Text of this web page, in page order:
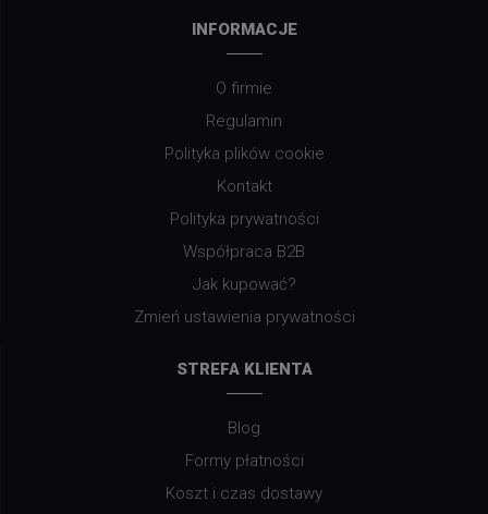
INFORMACJE
O firmie
Regulamin
Polityka plików cookie
Kontakt
Polityka prywatności
Współpraca B2B
Jak kupować?
Zmień ustawienia prywatności
STREFA KLIENTA
Blog
Formy płatności
Koszt i czas dostawy